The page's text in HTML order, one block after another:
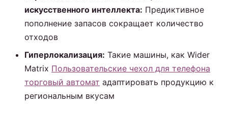
искусственного интеллекта: Предиктивное
пополнение запасов сокращает количество
отходов
Гиперлокализация: Такие машины, как Wider
Matrix Пользовательские чехол для телефона
торговый автомат адаптировать продукцию к
региональным вкусам